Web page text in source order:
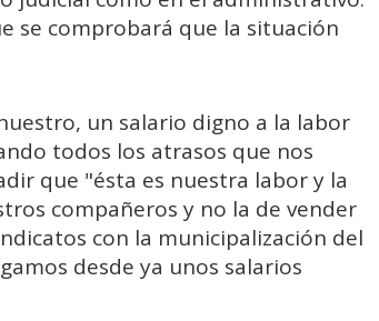
se comprobará que la situación
un salario digno a la labor
todos los atrasos que nos
que "ésta es nuestra labor y la
compañeros y no la de vender
con la municipalización del
desde ya unos salarios